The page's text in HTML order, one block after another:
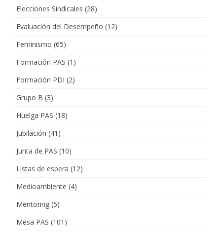
Elecciones Sindicales (28)
Evaluación del Desempeño (12)
Feminismo (65)
Formación PAS (1)
Formación PDI (2)
Grupo B (3)
Huelga PAS (18)
Jubilación (41)
Junta de PAS (10)
Listas de espera (12)
Medioambiente (4)
Mentoring (5)
Mesa PAS (101)